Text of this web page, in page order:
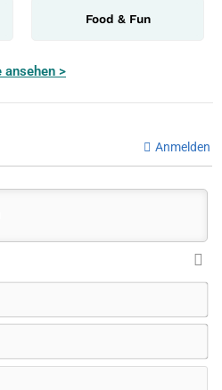
Food & Fun
ansehen >
Anmelden
E-